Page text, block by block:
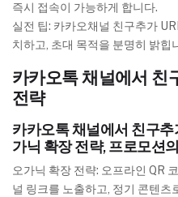
즉시 접속이 가능하게 합니다.
실전 팁: 카카오채널 친구추가
치하고, 초대 목적을 분명히 밝힙
카카오톡 채널에서 친
전략
카카오톡 채널에서 친구
가닉 확장 전략, 프로모션
오가닉 확장 전략: 오프라인 QR
널 링크를 노출하고, 정기 콘텐츠